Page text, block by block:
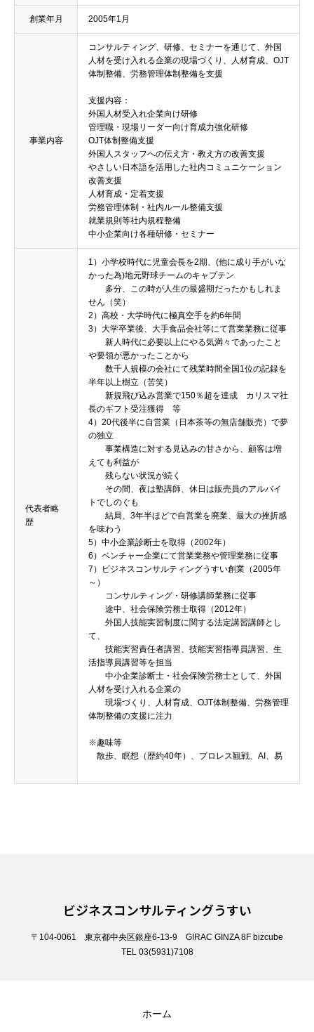
創業年月 2005年1月
事業内容
コンサルティング、研修、セミナーを通じて、外国
人材を受け入れる企業の現場づくり、人材育成、OJT
体制整備、労務管理体制整備を支援
支援内容：
外国人材受入れ企業向け研修
管理職・現場リーダー向け育成力強化研修
OJT体制整備支援
外国人スタッフへの伝え方・教え方の改善支援
やさしい日本語を活用した社内コミュニケーション
改善支援
人材育成・定着支援
労務管理体制・社内ルール整備支援
就業規則等社内規程整備
中小企業向け各種研修・セミナー
代表者略
歴
1）小学校時代に児童会長を2期、(他に成り手がいな
かった為)地元野球チームのキャプテン
多分、この時が人生の最盛期だったかもしれま
せん（笑）
2）高校・大学時代に極真空手を約6年間
3）大学卒業後、大手食品会社等にて営業業務に従事
新人時代に必要以上にやる気満々であったこと
や要領が悪かったことから
数千人規模の会社にて残業時間全国1位の記録を
半年以上樹立（苦笑）
新規飛び込み営業で150％超を達成 カリスマ社
長のギフト受注獲得 等
4）20代後半に自営業（日本茶等の無店舗販売）で夢
の独立
事業構造に対する見込みの甘さから、顧客は増
えても利益が
残らない状況が続く
その間、夜は塾講師、休日は販売員のアルバイ
トでしのぐも
結局、3年半ほどで自営業を廃業、最大の挫折感
を味わう
5）中小企業診断士を取得（2002年）
6）ベンチャー企業にて営業業務や管理業務に従事
7）ビジネスコンサルティングうすい創業（2005年
～）
コンサルティング・研修講師業務に従事
途中、社会保険労務士取得（2012年）
外国人技能実習制度に関する法定講習講師とし
て、
技能実習責任者講習、技能実習指導員講習、生
活指導員講習等を担当
中小企業診断士・社会保険労務士として、外国
人材を受け入れる企業の
現場づくり、人材育成、OJT体制整備、労務管理
体制整備の支援に注力
※趣味等
散歩、瞑想（歴約40年）、プロレス観戦、AI、易
ビジネスコンサルティングうすい
〒104-0061 東京都中央区銀座6-13-9 GIRAC GINZA 8F bizcube
TEL 03(5931)7108
ホーム